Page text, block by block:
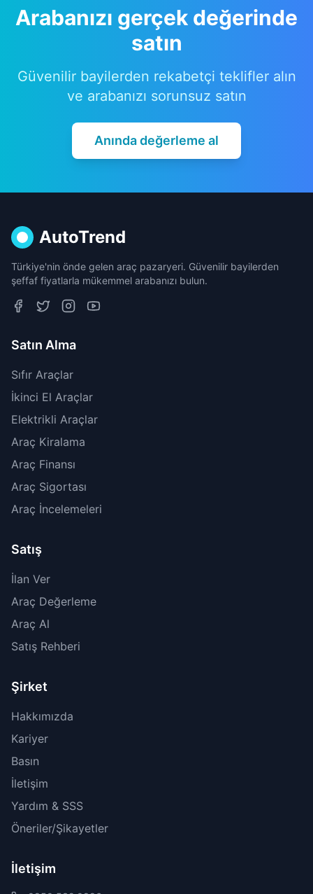
Arabanızı gerçek değerinde
satın
Güvenilir bayilerden rekabetçi teklifler alın
ve arabanızı sorunsuz satın
Anında değerleme al
AutoTrend
Türkiye'nin önde gelen araç pazaryeri. Güvenilir bayilerden
şeffaf fiyatlarla mükemmel arabanızı bulun.
Satın Alma
Sıfır Araçlar
İkinci El Araçlar
Elektrikli Araçlar
Araç Kiralama
Araç Finansı
Araç Sigortası
Araç İncelemeleri
Satış
İlan Ver
Araç Değerleme
Araç Al
Satış Rehberi
Şirket
Hakkımızda
Kariyer
Basın
İletişim
Yardım & SSS
Öneriler/Şikayetler
İletişim